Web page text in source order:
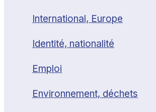
International, Europe
Identité, nationalité
Emploi
Environnement, déchets